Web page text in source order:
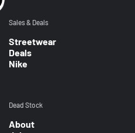
Sales & Deals
Streetwear
Deals
Nike
Dead Stock
About